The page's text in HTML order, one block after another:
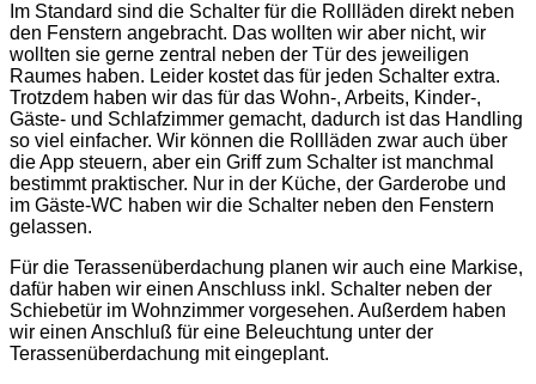
Im Standard sind die Schalter für die Rollläden direkt neben
den Fenstern angebracht. Das wollten wir aber nicht, wir
wollten sie gerne zentral neben der Tür des jeweiligen
Raumes haben. Leider kostet das für jeden Schalter extra.
Trotzdem haben wir das für das Wohn-, Arbeits, Kinder-,
Gäste- und Schlafzimmer gemacht, dadurch ist das Handling
so viel einfacher. Wir können die Rollläden zwar auch über
die App steuern, aber ein Griff zum Schalter ist manchmal
bestimmt praktischer. Nur in der Küche, der Garderobe und
im Gäste-WC haben wir die Schalter neben den Fenstern
gelassen.
Für die Terassenüberdachung planen wir auch eine Markise,
dafür haben wir einen Anschluss inkl. Schalter neben der
Schiebetür im Wohnzimmer vorgesehen. Außerdem haben
wir einen Anschluß für eine Beleuchtung unter der
Terassenüberdachung mit eingeplant.